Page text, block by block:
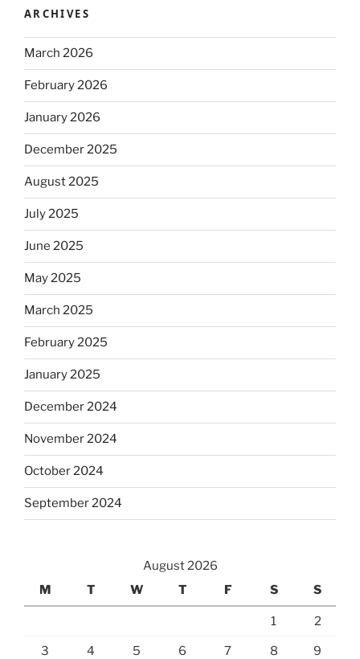
ARCHIVES
March 2026
February 2026
January 2026
December 2025
August 2025
July 2025
June 2025
May 2025
March 2025
February 2025
January 2025
December 2024
November 2024
October 2024
September 2024
August 2026
M
T W T F S S
1 2
3 4 5 6 7 8 9